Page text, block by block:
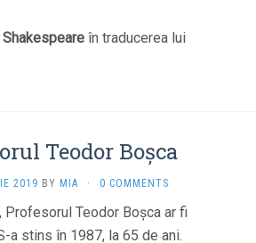
Shakespeare în traducerea lui
Teodor Boșca
2019 BY MIA · 0 COMMENTS
Teodor Boşca ar fi
a stins în 1987, la 65 de ani.